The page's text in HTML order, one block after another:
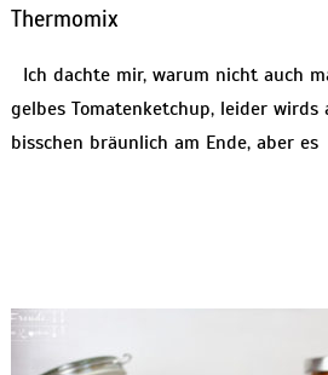
Thermomix
Ich dachte mir, warum nicht auch
gelbes Tomatenketchup, leider wirds
bisschen bräunlich am Ende, aber es